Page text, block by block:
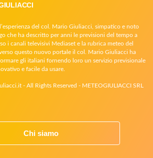
del col. Mario Giuliacci, simpatico e noto
che ha descritto per anni le previsioni del tempo a
i canali televisivi Mediaset e la rubrica meteo del
questo nuovo portale il col. Mario Giuliacci ha
gli italiani fornendo loro un servizio previsionale
e facile da usare.
- All Rights Reserved - METEOGIULIACCI SRL
Chi siamo